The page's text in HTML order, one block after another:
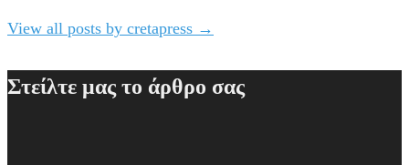
View all posts by cretapress →
Στείλτε μας το άρθρο σας